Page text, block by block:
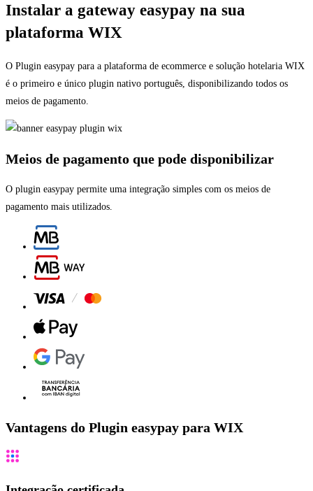
Instalar a gateway easypay na sua
plataforma WIX
O Plugin easypay para a plataforma de ecommerce e solução hotelaria WIX
é o primeiro e único plugin nativo português, disponibilizando todos os
meios de pagamento.
Meios de pagamento que pode disponibilizar
O plugin easypay permite uma integração simples com os meios de
pagamento mais utilizados.
Vantagens do Plugin easypay para WIX